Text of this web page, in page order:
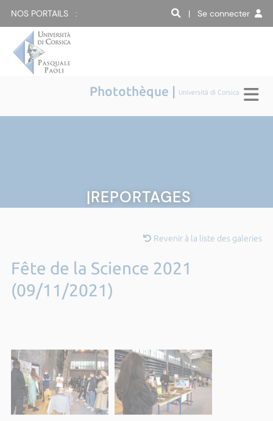
NOS PORTAILS : | Se connecter
Photothèque | Università di Corsica
|REPORTAGES
Revenir à la liste des galeries
Fête de la Science 2021
(09/11/2021)